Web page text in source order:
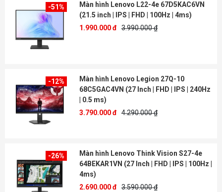
-51%
Màn hình Lenovo L22-4e 67D5KAC6VN
(21.5 inch | IPS | FHD | 100Hz | 4ms)
1.990.000 đ 3.990.000 ₫
-12%
Màn hình Lenovo Legion 27Q-10
68C5GAC4VN (27 Inch | FHD | IPS | 240Hz
| 0.5 ms)
3.790.000 đ 4.290.000 ₫
-26%
Màn hình Lenovo Think Vision S27-4e
64BEKAR1VN (27 Inch | FHD | IPS | 100Hz |
4ms)
2.690.000 đ 3.590.000 ₫